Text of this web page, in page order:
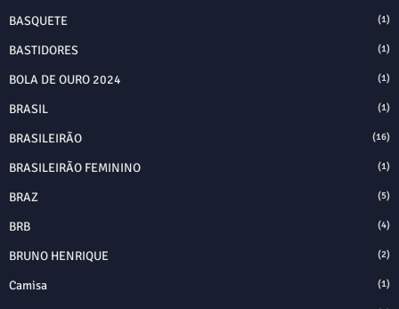
BASQUETE (1)
BASTIDORES (1)
BOLA DE OURO 2024 (1)
BRASIL (1)
BRASILEIRÃO (16)
BRASILEIRÃO FEMININO (1)
BRAZ (5)
BRB (4)
BRUNO HENRIQUE (2)
Camisa (1)